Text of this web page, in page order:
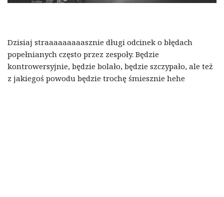
Dzisiaj straaaaaaaaasznie długi odcinek o błędach
popełnianych często przez zespoły. Będzie
kontrowersyjnie, będzie bolało, będzie szczypało, ale też
z jakiegoś powodu będzie trochę śmiesznie hehe